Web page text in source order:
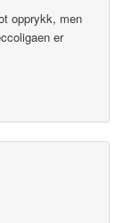
opprykk, men
er